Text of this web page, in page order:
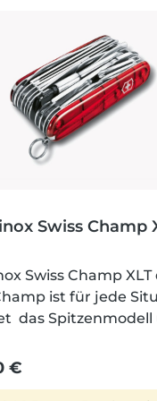
Swiss Champ
Swiss Champ XLT das
ist für jede
das Spitzenmodell
49 Funktionen
€